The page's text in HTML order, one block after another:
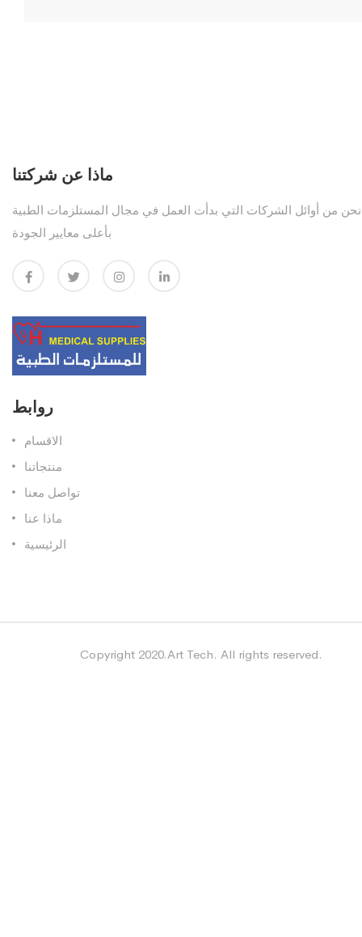
ماذا عن شركتنا
نحن من أوائل الشركات التي بدأت العمل في مجال المستلزمات الطبية
بأعلى معايير الجودة
روابط
الاقسام
منتجاتنا
تواصل معنا
ماذا عنا
الرئيسية
Copyright 2020.Art Tech. All rights reserved.